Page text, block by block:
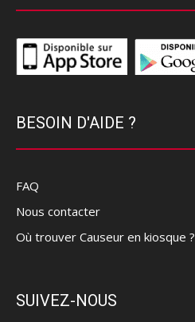
BESOIN D'AIDE ?
FAQ
Nous contacter
Où trouver Causeur en kiosque ?
SUIVEZ-NOUS